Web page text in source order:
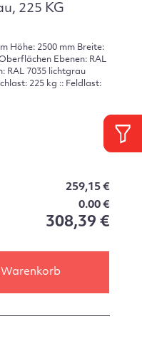
225 KG
Höhe: 2500 mm Breite:
Ebenen: RAL
RAL 7035 lichtgrau
225 kg :: Feldlast:
259,15 €
0.00 €
308,39 €
Warenkorb